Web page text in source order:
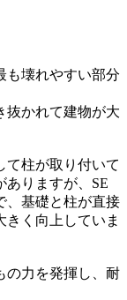
も壊れやすい部分
抜かれて建物が大
て柱が取り付いて
ありますが、SE
、基礎と柱が直接
く向上していま
の力を発揮し、耐